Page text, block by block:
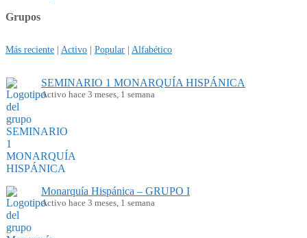
Grupos
Más reciente | Activo | Popular | Alfabético
SEMINARIO 1 MONARQUÍA HISPÁNICA
Activo hace 3 meses, 1 semana
Monarquía Hispánica – GRUPO I
Activo hace 3 meses, 1 semana